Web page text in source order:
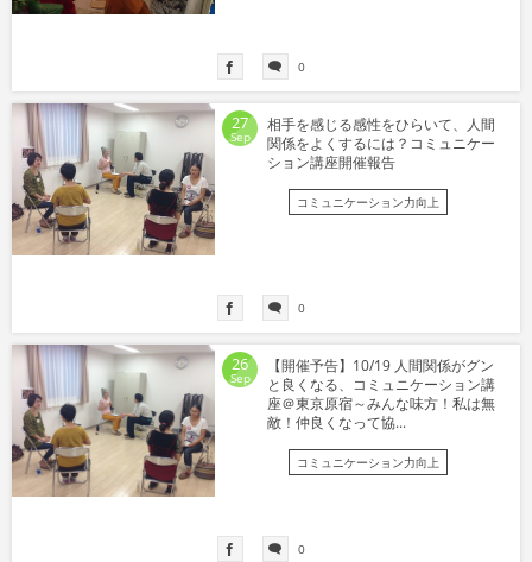
0
27
Sep
相手を感じる感性をひらいて、人間
関係をよくするには？コミュニケー
ション講座開催報告
コミュニケーション力向上
0
26
Sep
【開催予告】10/19 人間関係がグン
と良くなる、コミュニケーション講
座＠東京原宿～みんな味方！私は無
敵！仲良くなって協...
コミュニケーション力向上
0